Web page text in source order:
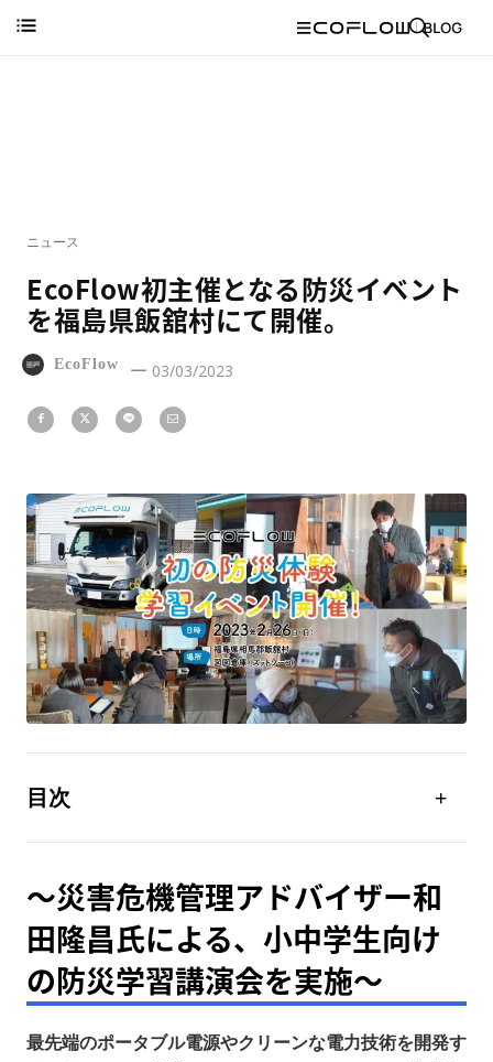
ニュース
EcoFlow初主催となる防災イベント
を福島県飯舘村にて開催。
EcoFlow 03/03/2023
目次
学生向けの防災学習講演会を実施～
～災害危機管理アドバイザー和
田隆昌氏による、小中学生向け
の防災学習講演会を実施～
最先端のポータブル電源やクリーンな電力技術を開発す